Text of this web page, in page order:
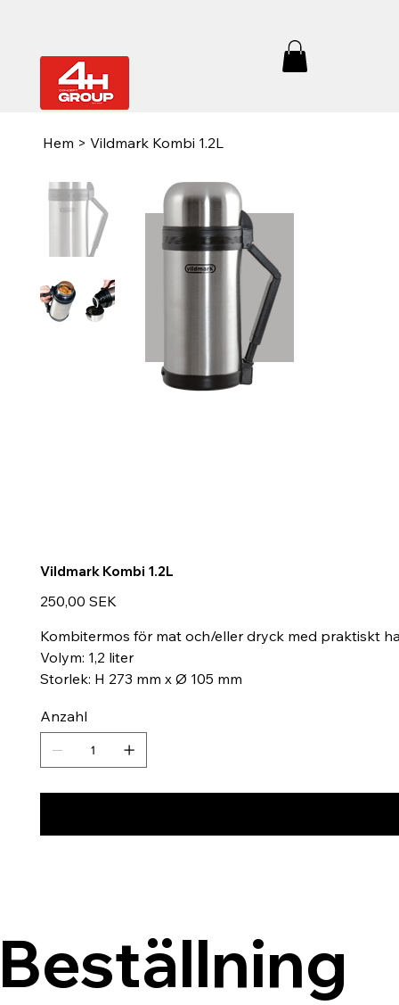
Hem > Vildmark Kombi 1.2L
Vildmark Kombi 1.2L
Preis
250,00 SEK
Kombitermos för mat och/eller dryck med praktiskt
Volym: 1,2 liter
Storlek: H 273 mm x Ø 105 mm
Anzahl